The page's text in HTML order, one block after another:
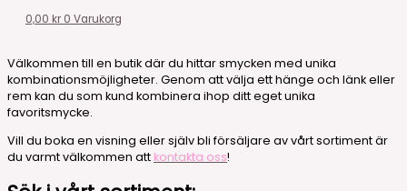
0,00 kr 0 Varukorg
Välkommen till en butik där du hittar smycken med unika
kombinationsmöjligheter. Genom att välja ett hänge och länk eller
rem kan du som kund kombinera ihop ditt eget unika
favoritsmycke.
Vill du boka en visning eller själv bli försäljare av vårt sortiment är
du varmt välkommen att kontakta oss!